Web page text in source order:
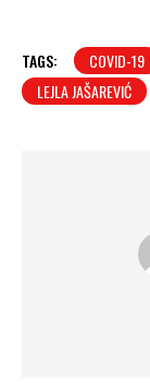
TAGS: COVID-19
LEJLA JAŠAREVIĆ